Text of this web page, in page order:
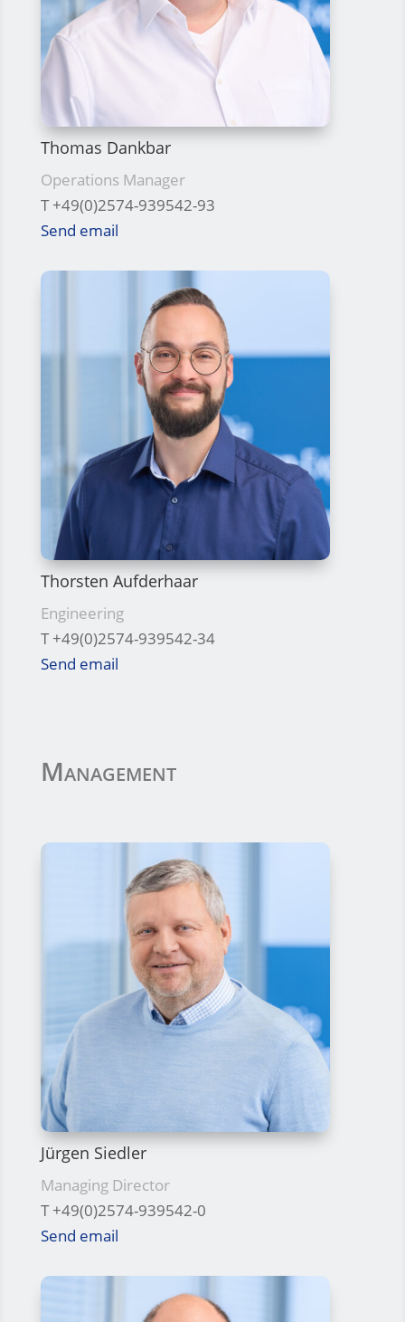
Thomas Dankbar
Operations Manager
T +49(0)2574-939542-93
Send email
Thorsten Aufderhaar
Engineering
T +49(0)2574-939542-34
Send email
Management
Jürgen Siedler
Managing Director
T +49(0)2574-939542-0
Send email